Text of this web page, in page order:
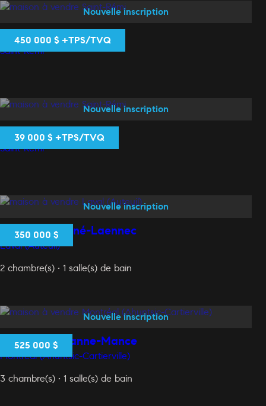
450 000 $ +TPS/TVQ
Nouvelle inscription
650 Rue Notre-Dame
Saint-Rémi
39 000 $ +TPS/TVQ
Nouvelle inscription
650 Rue Notre-Dame
Saint-Rémi
350 000 $
Nouvelle inscription
3205 Boul. René-Laennec
Laval (Auteuil)
2 chambre(s) • 1 salle(s) de bain
525 000 $
Nouvelle inscription
10999 Rue Jeanne-Mance
Montréal (Ahuntsic-Cartierville)
3 chambre(s) • 1 salle(s) de bain